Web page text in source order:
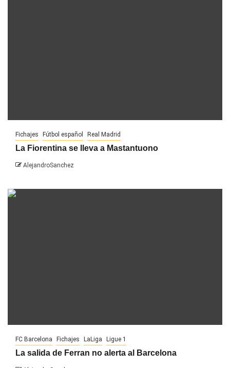
Fichajes Fútbol español Real Madrid
La Fiorentina se lleva a Mastantuono
AlejandroSanchez
FC Barcelona Fichajes LaLiga Ligue 1
La salida de Ferran no alerta al Barcelona